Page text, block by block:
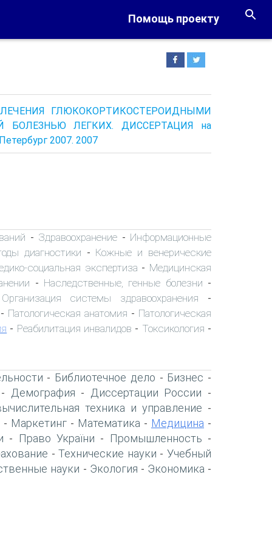
Помощь проекту
ЛЕЧЕНИЯ ГЛЮКОКОРТИКОСТЕРОИДНЫМИ
БОЛЕЗНЬЮ ЛЕГКИХ. ДИССЕРТАЦИЯ на
2007. 2007
- Здравоохранение - Информационные
диагностики - Кожные и венерические
социальная экспертиза - Медицинская
- Наследственные, генные болезни -
Организация системы здравоохранения -
- Патологическая анатомия - Патологическая
- Реабилитация инвалидов - Токсикология -
- Библиотечное дело - Бизнес -
- Демография - Диссертации России -
техника и управление -
- Маркетинг - Математика - Медицина -
- Право України - Промышленность -
-Технические науки -Учебный
науки - Экология - Экономика -